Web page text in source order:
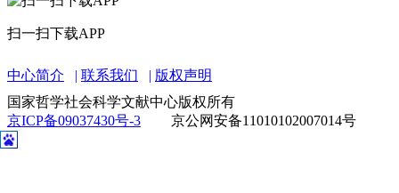
扫一扫下载APP
中心简介 联系我们
版权声明
国家哲学社会科学文献中心版权所有
京ICP备09037430号-3
京公网安备11010102007014号